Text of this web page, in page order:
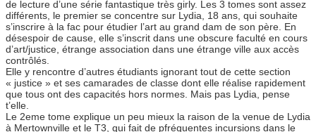
de lecture d’une série fantastique très girly. Les 3 tomes sont assez
différents, le premier se concentre sur Lydia, 18 ans, qui souhaite
s’inscrire à la fac pour étudier l’art au grand dam de son père. En
désespoir de cause, elle s’inscrit dans une obscure faculté en cours
d’art/justice, étrange association dans une étrange ville aux accès
contrôlés.
Elle y rencontre d’autres étudiants ignorant tout de cette section
« justice » et ses camarades de classe dont elle réalise rapidement
que tous ont des capacités hors normes. Mais pas Lydia, pense
t’elle.
Le 2eme tome explique un peu mieux la raison de la venue de Lydia
à Mertownville et le T3, qui fait de pfréquentes incursions dans le